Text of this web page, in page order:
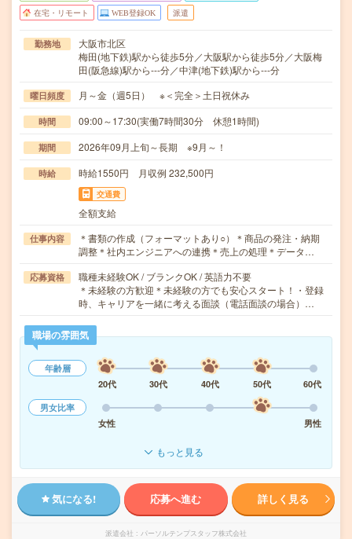
在宅・リモート WEB登録OK 派遣
勤務地
大阪市北区
梅田(地下鉄)駅から徒歩5分／大阪駅から徒歩5分／大阪梅
田(阪急線)駅から---分／中津(地下鉄)駅から---分
曜日頻度 月～金（週5日） ※＜完全＞土日祝休み
時間 09:00～17:30(実働7時間30分 休憩1時間)
期間 2026年09月上旬～長期 ※9月～！
時給 時給1550円 月収例 232,500円
交通費
全額支給
仕事内容
＊書類の作成（フォーマットあり○）＊商品の発注・納期
調整＊社内エンジニアへの連携＊売上の処理＊データ…
応募資格
職種未経験OK / ブランクOK / 英語力不要
＊未経験の方歓迎＊未経験の方でも安心スタート！・登録
時、キャリアを一緒に考える面談（電話面談の場合）…
職場の雰囲気
年齢層
20代
30代 40代 50代
60代
男女比率
女性
男性
もっと見る
気になる! 応募へ進む 詳しく見る
派遣会社 パーソルテンプスタッフ株式会社